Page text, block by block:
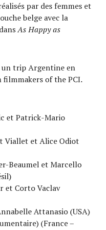
par des femmes et
belge avec la
As Happy as
un trip Argentine en
of the PCI.
et Patrick-Mario
Viallet et Alice Odiot
Beaumel et Marcello
et Corto Vaclav
Attanasio (USA)
(France –